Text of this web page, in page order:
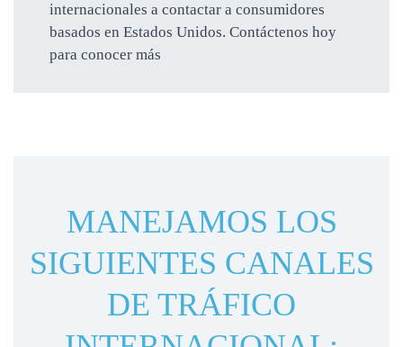
internacionales a contactar a consumidores
basados en Estados Unidos. Contáctenos hoy
para conocer más
MANEJAMOS LOS
SIGUIENTES CANALES
DE TRÁFICO